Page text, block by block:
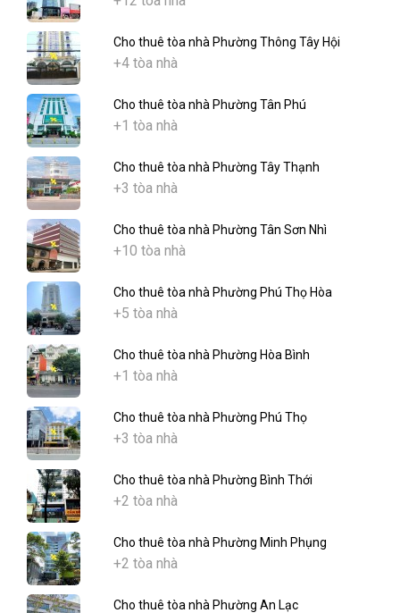
Cho thuê tòa nhà Phường Thông Tây Hội
+4 tòa nhà
Cho thuê tòa nhà Phường Tân Phú
+1 tòa nhà
Cho thuê tòa nhà Phường Tây Thạnh
+3 tòa nhà
Cho thuê tòa nhà Phường Tân Sơn Nhì
+10 tòa nhà
Cho thuê tòa nhà Phường Phú Thọ Hòa
+5 tòa nhà
Cho thuê tòa nhà Phường Hòa Bình
+1 tòa nhà
Cho thuê tòa nhà Phường Phú Thọ
+3 tòa nhà
Cho thuê tòa nhà Phường Bình Thới
+2 tòa nhà
Cho thuê tòa nhà Phường Minh Phụng
+2 tòa nhà
Cho thuê tòa nhà Phường An Lạc